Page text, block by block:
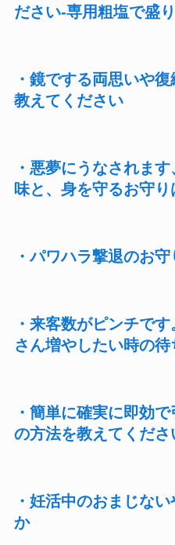
ださい-専用粗塩で盛
・鏡でする両思いや
教えてください
・悪夢にうなされま
味と、身を守るお守
・パワハラ撃退のお
・来客数がピンチで
さん増やしたい時の
・簡単に確実に即効
の方法を教えてくださ
・妊活中のおまじな
か